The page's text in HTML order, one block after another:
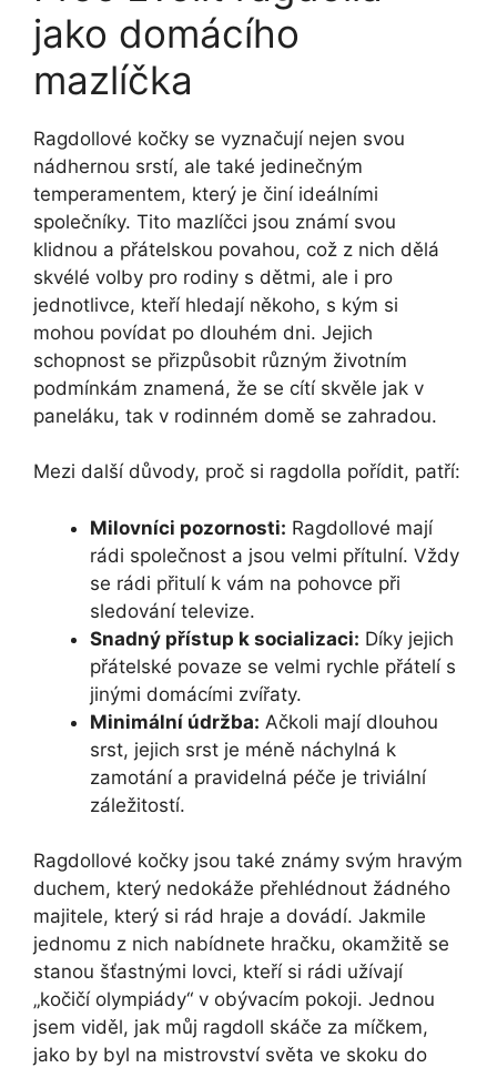
jako domácího
mazlíčka
Ragdollové kočky se vyznačují nejen svou
nádhernou srstí, ale také jedinečným
temperamentem, který je činí ideálními
společníky. Tito mazlíčci jsou známí svou
klidnou a přátelskou povahou, což z nich dělá
skvélé volby pro rodiny s dětmi, ale i pro
jednotlivce, kteří hledají někoho, s kým si
mohou povídat po dlouhém dni. Jejich
schopnost se přizpůsobit různým životním
podmínkám znamená, že se cítí skvěle jak v
paneláku, tak v rodinném domě se zahradou.
Mezi další důvody, proč si ragdolla pořídit, patří:
Milovníci pozornosti: Ragdollové mají
rádi společnost a jsou velmi přítulní. Vždy
se rádi přitulí k vám na pohovce při
sledování televize.
Snadný přístup k socializaci: Díky jejich
přátelské povaze se velmi rychle přátelí s
jinými domácími zvířaty.
Minimální údržba: Ačkoli mají dlouhou
srst, jejich srst je méně náchylná k
zamotání a pravidelná péče je triviální
záležitostí.
Ragdollové kočky jsou také známy svým hravým
duchem, který nedokáže přehlédnout žádného
majitele, který si rád hraje a dovádí. Jakmile
jednomu z nich nabídnete hračku, okamžitě se
stanou šťastnými lovci, kteří si rádi užívají
„kočičí olympiády“ v obývacím pokoji. Jednou
jsem viděl, jak můj ragdoll skáče za míčkem,
jako by byl na mistrovství světa ve skoku do